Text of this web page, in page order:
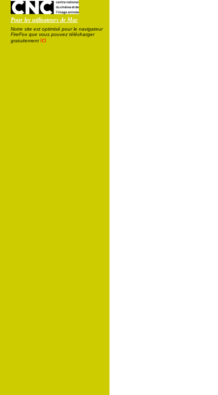
Pour les utilisateurs de Mac
Notre site est optimisé pour le navigateur
FireFox que vous pouvez télécharger
gratuitement ici